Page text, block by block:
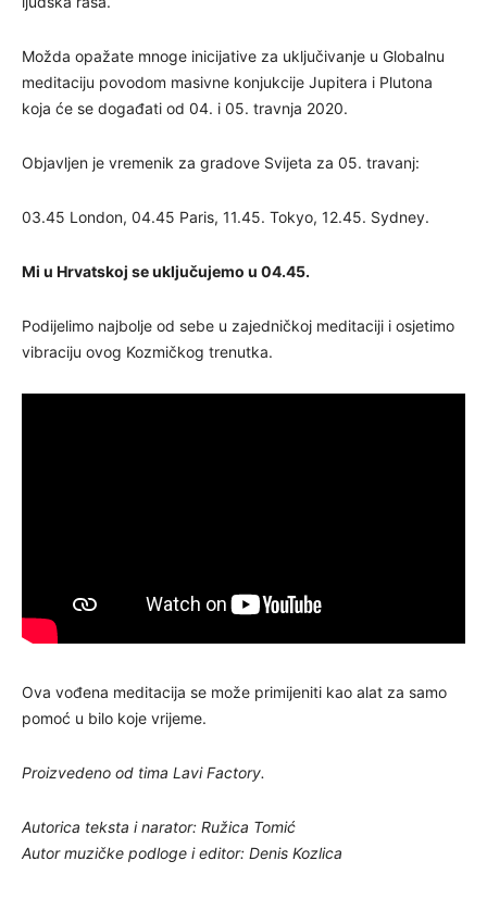
Možda opažate mnoge inicijative za uključivanje u Globalnu
meditaciju povodom masivne konjukcije Jupitera i Plutona
koja će se događati od 04. i 05. travnja 2020.
Objavljen je vremenik za gradove Svijeta za 05. travanj:
03.45 London, 04.45 Paris, 11.45. Tokyo, 12.45. Sydney.
Mi u Hrvatskoj se uključujemo u 04.45.
Podijelimo najbolje od sebe u zajedničkoj meditaciji i osjetimo
vibraciju ovog Kozmičkog trenutka.
Ova vođena meditacija se može primijeniti kao alat za samo
pomoć u bilo koje vrijeme.
Proizvedeno od tima Lavi Factory.
Autorica teksta i narator: Ružica Tomić
Autor muzičke podloge i editor: Denis Kozlica